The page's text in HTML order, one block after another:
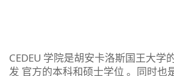
CEDEU 学院是胡安卡洛斯国王大学
发 官方的本科和硕士学位 。同时也